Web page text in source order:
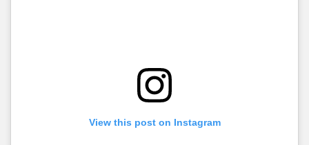
View this post on Instagram